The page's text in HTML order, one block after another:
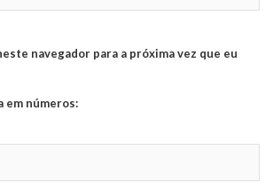
navegador para a próxima vez que eu
em números: